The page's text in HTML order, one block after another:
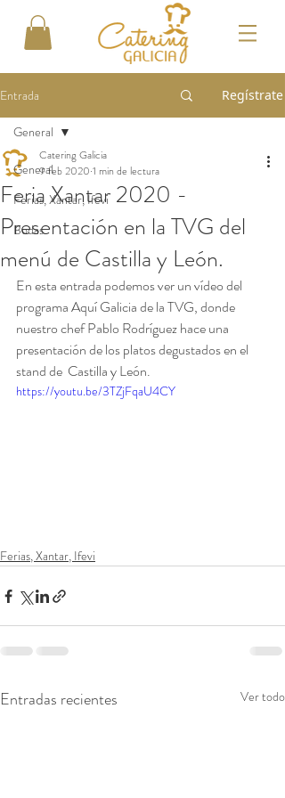
Entrada Regístrate
General
Ferias, Xantar, Ifevi
Bodas
General
Feria Xantar 2020 -
Presentación en la TVG del
menú de Castilla y León.
Catering Galicia
9 feb 2020 1 min de lectura
En esta entrada podemos ver un vídeo del
programa Aquí Galicia de la TVG, donde
nuestro chef Pablo Rodríguez hace una
presentación de los platos degustados en el
stand de  Castilla y León.
https://youtu.be/3TZjFqaU4CY
Ferias, Xantar, Ifevi
Entradas recientes Ver todo